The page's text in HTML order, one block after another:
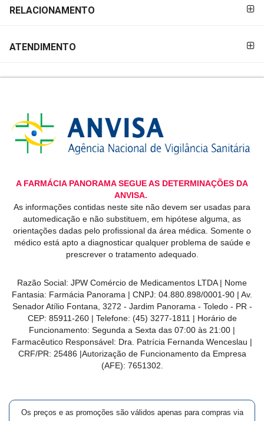
RELACIONAMENTO
ATENDIMENTO
A FARMÁCIA PANORAMA SEGUE AS DETERMINAÇÕES DA
ANVISA.
As informações contidas neste site não devem ser usadas para
automedicação e não substituem, em hipótese alguma, as
orientações dadas pelo profissional da área médica. Somente o
médico está apto a diagnosticar qualquer problema de saúde e
prescrever o tratamento adequado.
Razão Social: JPW Comércio de Medicamentos LTDA | Nome
Fantasia: Farmácia Panorama | CNPJ: 04.880.898/0001-90 | Av.
Senador Atílio Fontana, 3272 - Jardim Panorama - Toledo - PR -
CEP: 85911-260 | Telefone: (45) 3277-1811 | Horário de
Funcionamento: Segunda a Sexta das 07:00 às 21:00 |
Farmacêutico Responsável: Dra. Patrícia Fernanda Wenceslau |
CRF/PR: 25486 |Autorização de Funcionamento da Empresa
(AFE): 7651302.
Os preços e as promoções são válidos apenas para compras via